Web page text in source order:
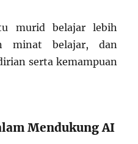
murid belajar lebih
minat belajar, dan
serta kemampuan
Mendukung AI